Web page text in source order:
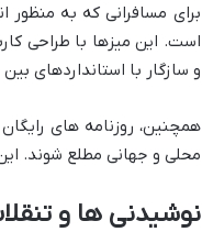
برای مسافرانی که به منظور
است. این میزها با طراحی
و سازگار با استانداردهای
همچنین، روزنامه های
محلی و جهانی مطلع شوند.
نوشیدنی ها و